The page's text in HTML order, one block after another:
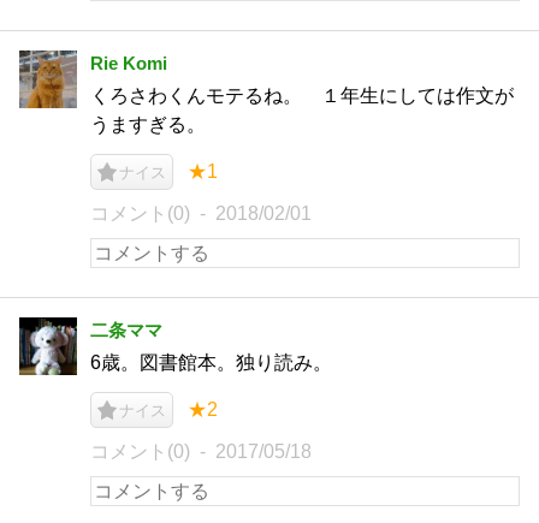
Rie Komi
くろさわくんモテるね。 １年生にしては作文が
うますぎる。
ナイス ★1
コメント(0) 2018/02/01
二条ママ
6歳。図書館本。独り読み。
ナイス ★2
コメント(0) 2017/05/18